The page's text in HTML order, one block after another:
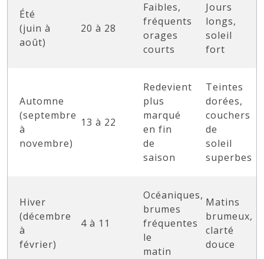
Été
(juin à
août)
20 à 28
Faibles,
fréquents
orages
courts
Jours
longs,
soleil
fort
Automne
(septembre
à
novembre)
13 à 22
Redevient
plus
marqué
en fin
de
saison
Teintes
dorées,
couchers
de
soleil
superbes
Hiver
(décembre
à
février)
4 à 11
Océaniques,
brumes
fréquentes
le
matin
Matins
brumeux,
clarté
douce